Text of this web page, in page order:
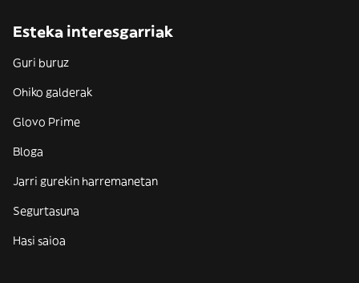
Esteka interesgarriak
Guri buruz
Ohiko galderak
Glovo Prime
Bloga
Jarri gurekin harremanetan
Segurtasuna
Hasi saioa